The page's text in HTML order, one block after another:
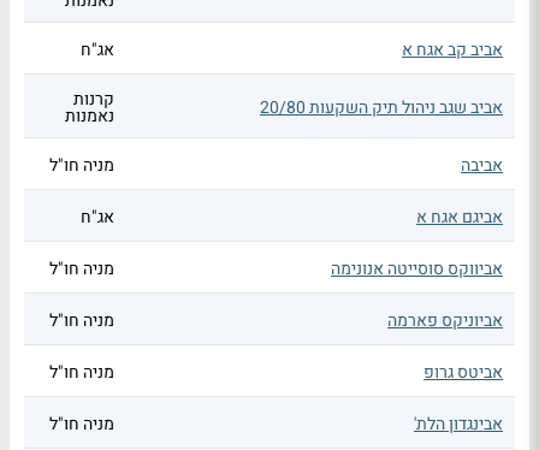
אביב קב אגח א
אג"ח
אביב שגב ניהול תיק השקעות 20/80 קרנות
נאמנות
אביבה
מניה חו"ל
אביגם אגח א אג"ח
אביווקס סוסייטה אנונימה מניה חו"ל
אביוניקס פארמה מניה חו"ל
אביטס גרופ מניה חו"ל
אבינגדון הלת' מניה חו"ל